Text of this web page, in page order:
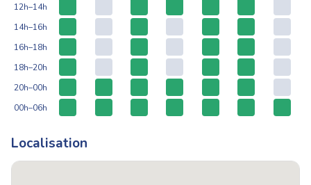
12h–14h
14h–16h
16h–18h
18h–20h
20h–00h
00h–06h
Localisation